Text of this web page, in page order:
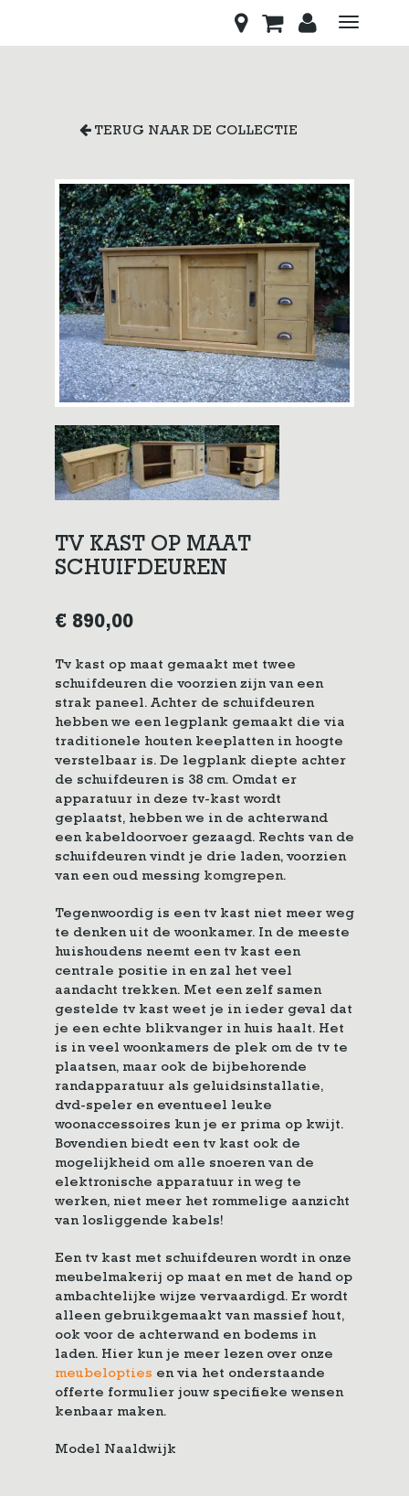
Toggle
TERUG NAAR DE COLLECTIE
TV KAST OP MAAT
SCHUIFDEUREN
€ 890,00
Tv kast op maat gemaakt met twee
schuifdeuren die voorzien zijn van een
strak paneel. Achter de schuifdeuren
hebben we een legplank gemaakt die via
traditionele houten keeplatten in hoogte
verstelbaar is. De legplank diepte achter
de schuifdeuren is 38 cm. Omdat er
apparatuur in deze tv-kast wordt
geplaatst, hebben we in de achterwand
een kabeldoorvoer gezaagd. Rechts van de
schuifdeuren vindt je drie laden, voorzien
van een oud messing komgrepen.
Tegenwoordig is een tv kast niet meer weg
te denken uit de woonkamer. In de meeste
huishoudens neemt een tv kast een
centrale positie in en zal het veel
aandacht trekken. Met een zelf samen
gestelde tv kast weet je in ieder geval dat
je een echte blikvanger in huis haalt. Het
is in veel woonkamers de plek om de tv te
plaatsen, maar ook de bijbehorende
randapparatuur als geluidsinstallatie,
dvd-speler en eventueel leuke
woonaccessoires kun je er prima op kwijt.
Bovendien biedt een tv kast ook de
mogelijkheid om alle snoeren van de
elektronische apparatuur in weg te
werken, niet meer het rommelige aanzicht
van losliggende kabels!
Een tv kast met schuifdeuren wordt in onze
meubelmakerij op maat en met de hand op
ambachtelijke wijze vervaardigd. Er wordt
alleen gebruikgemaakt van massief hout,
ook voor de achterwand en bodems in
laden. Hier kun je meer lezen over onze
meubelopties en via het onderstaande
offerte formulier jouw specifieke wensen
kenbaar maken.
Model Naaldwijk